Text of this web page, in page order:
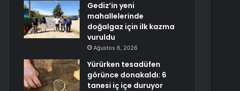
Gediz’in yeni
mahallelerinde
doğalgaz için ilk kazma
vuruldu
Ağustos 6, 2026
Yürürken tesadüfen
görünce donakaldı: 6
tanesi iç içe duruyor